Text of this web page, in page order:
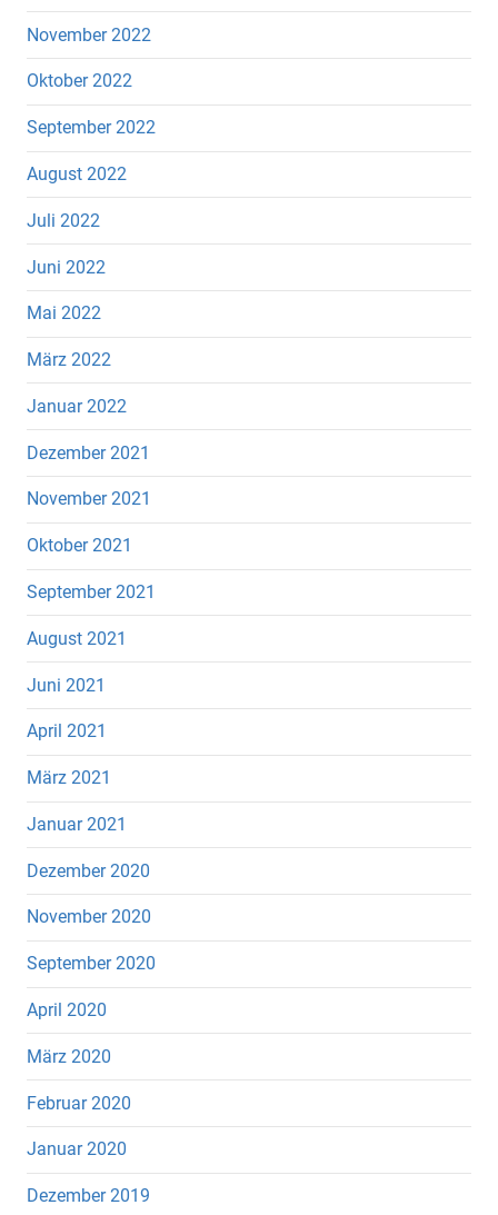
November 2022
Oktober 2022
September 2022
August 2022
Juli 2022
Juni 2022
Mai 2022
März 2022
Januar 2022
Dezember 2021
November 2021
Oktober 2021
September 2021
August 2021
Juni 2021
April 2021
März 2021
Januar 2021
Dezember 2020
November 2020
September 2020
April 2020
März 2020
Februar 2020
Januar 2020
Dezember 2019